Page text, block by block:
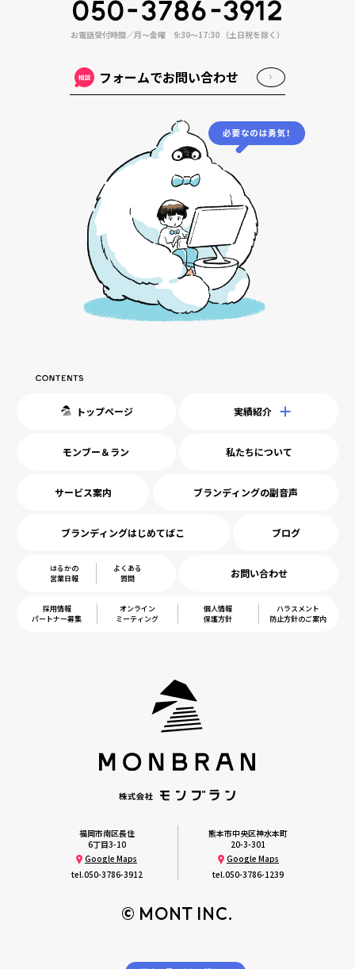
お電話受付時間／月〜金曜 9:30〜17:30 （土日祝を除く）
フォームでお問い合わせ
トップページ 実績紹介
モンブー＆ラン 私たちについて
サービス案内 ブランディングの副音声
ブランディングはじめてばこ ブログ
はるかの
営業日報
よくある
質問
お問い合わせ
採用情報
パートナー募集
オンライン
ミーティング
個人情報
保護方針
ハラスメント
防止方針のご案内
福岡市南区長住
6丁目3-10
Google Maps
tel.050-3786-3912
熊本市中央区神水本町
20-3-301
Google Maps
tel.050-3786-1239
© MONT INC.